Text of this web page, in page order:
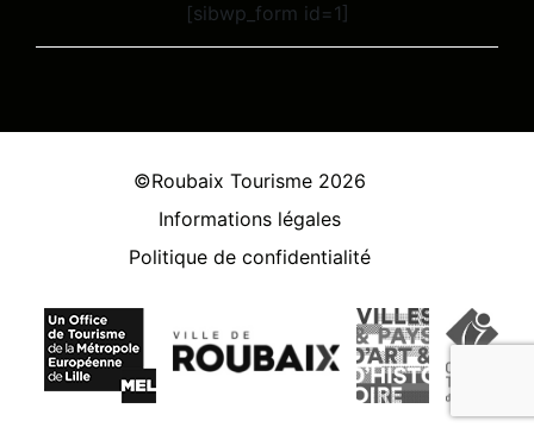
[sibwp_form id=1]
©Roubaix Tourisme 2026
Informations légales
Politique de confidentialité